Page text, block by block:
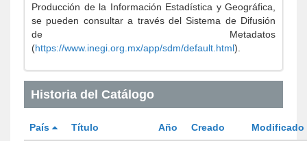
Producción de la Información Estadística y Geográfica,
se pueden consultar a través del Sistema de Difusión
de Metadatos
(https://www.inegi.org.mx/app/sdm/default.html).
Historia del Catálogo
País Título Año Creado Modificado